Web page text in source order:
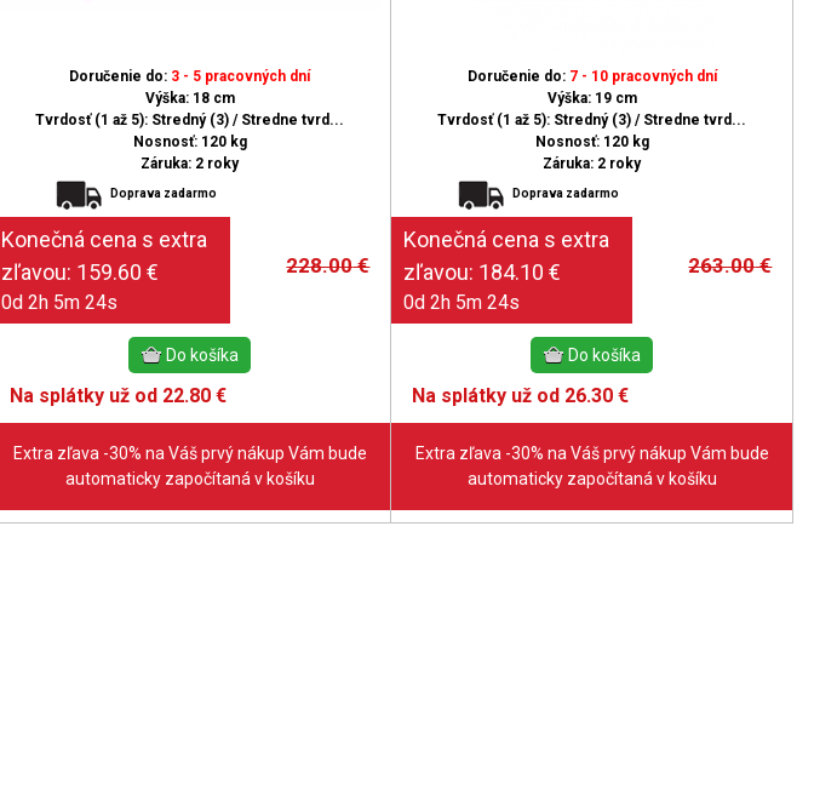
Doručenie do: 3 - 5 pracovných dní
Výška: 18 cm
Tvrdosť (1 až 5): Stredný (3) / Stredne tvrd...
Nosnosť: 120 kg
Záruka: 2 roky
Doprava zadarmo
228.00€
0d 2h 5m 23s
Na splátky už od 22.80 €
Extra zľava -30% na Váš prvý nákup Vám bude
automaticky započítaná v košíku
Doručenie do: 7 - 10 pracovných dní
Výška: 19 cm
Tvrdosť (1 až 5): Stredný (3) / Stredne tvrd...
Nosnosť: 120 kg
Záruka: 2 roky
Doprava zadarmo
263.00€
0d 2h 5m 23s
Na splátky už od 26.30 €
Extra zľava -30% na Váš prvý nákup Vám bude
automaticky započítaná v košíku